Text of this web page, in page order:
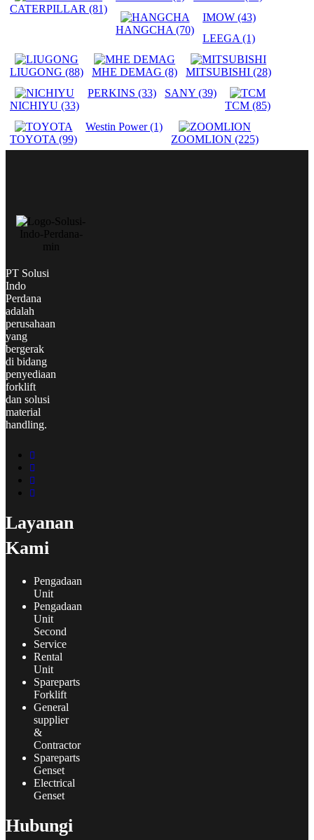
CATERPILLAR (81)
HANGCHA(70)
IMOW (43)
LEEGA(1)
LIUGONG (88) MHE DEMAG (8) MITSUBISHI (28)
NICHIYU (33)
PERKINS (33) SANY (39)
TCM (85)
TOYOTA(99)
Westin Power(1)
ZOOMLION (225)
PT Solusi
Indo
Perdana
adalah
perusahaan
yang
bergerak
di bidang
penyediaan
forklift
dan solusi
material
handling.
Layanan
Kami
Pengadaan
Unit
Pengadaan
Unit
Second
Service
Rental
Unit
Spareparts
Forklift
General
supplier
&
Contractor
Spareparts
Genset
Electrical
Genset
Hubungi